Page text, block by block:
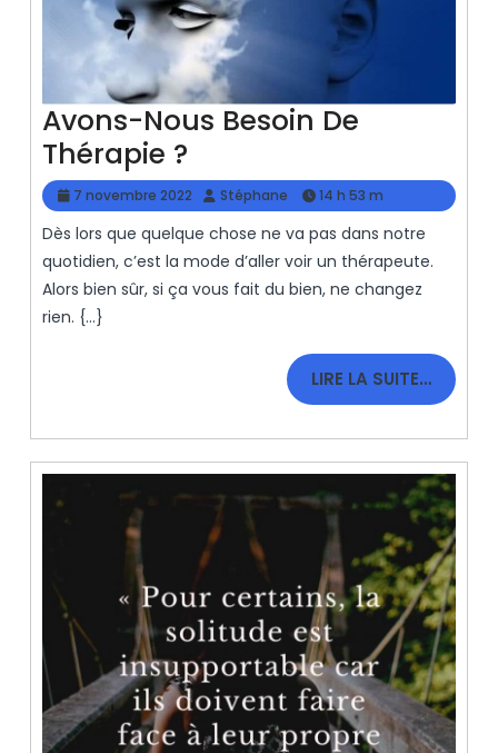
Avons-Nous Besoin De
Thérapie ?
Nous
Besoin
De
Thérapie
7 novembre 2022
7
novembre
2022
Stéphane Stéphane
14 h 53 m
Dès lors que quelque chose ne va pas dans notre
quotidien, c’est la mode d’aller voir un thérapeute.
Alors bien sûr, si ça vous fait du bien, ne changez
rien. {...}
LIRE LA SUITE…LIRE
LA